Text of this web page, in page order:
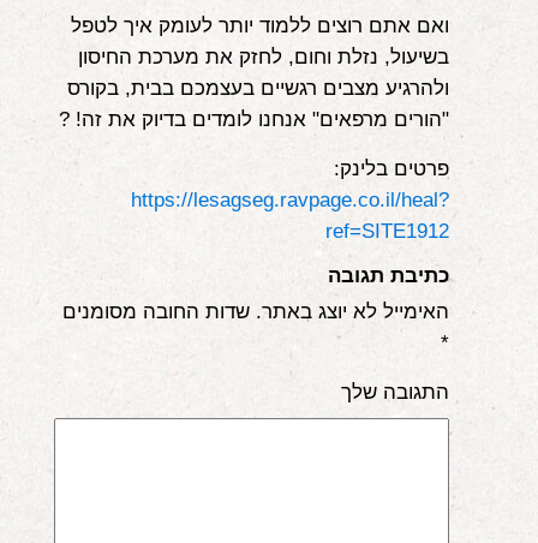
ואם אתם רוצים ללמוד יותר לעומק איך לטפל
בשיעול, נזלת וחום, לחזק את מערכת החיסון
ולהרגיע מצבים רגשיים בעצמכם בבית, בקורס
"הורים מרפאים" אנחנו לומדים בדיוק את זה! ?
פרטים בלינק:
https://lesagseg.ravpage.co.il/heal?
ref=SITE1912
כתיבת תגובה
האימייל לא יוצג באתר. שדות החובה מסומנים
*
התגובה שלך